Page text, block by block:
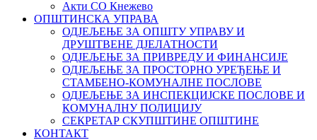
Акти СО Кнежево
ОПШТИНСКА УПРАВА
ОДЈЕЉЕЊЕ ЗА ОПШТУ УПРАВУ И
ДРУШТВЕНЕ ДЈЕЛАТНОСТИ
ОДЈЕЉЕЊЕ ЗА ПРИВРЕДУ И ФИНАНСИЈЕ
ОДЈЕЉЕЊЕ ЗА ПРОСТОРНО УРЕЂЕЊЕ И
СТАМБЕНО-КОМУНАЛНЕ ПОСЛОВЕ
ОДЈЕЉЕЊЕ ЗА ИНСПЕКЦИЈСКЕ ПОСЛОВЕ И
КОМУНАЛНУ ПОЛИЦИЈУ
СЕКРЕТАР СКУПШТИНЕ ОПШТИНЕ
КОНТАКТ